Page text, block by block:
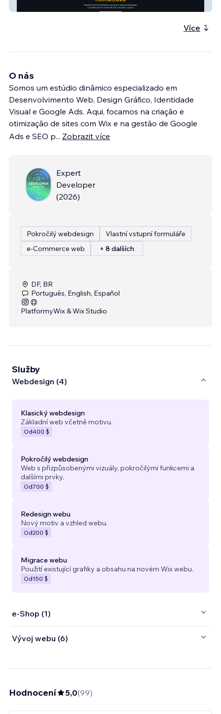
Více
O nás
Somos um estúdio dinâmico especializado em
Desenvolvimento Web, Design Gráfico, Identidade
Visual e Google Ads. Aqui, focamos na criação e
otimização de sites com Wix e na gestão de Google
Ads e SEO p... Zobrazit více
Expert
Developer
(2026)
Pokročilý webdesign
Vlastní vstupní formuláře
e‑Commerce web
+ 8 dalších
DF, BR
Português, English, Español
PlatformyWix & Wix Studio
Služby
Webdesign (4)
Klasický webdesign
Základní web včetně motivu.
Od400 $
Pokročilý webdesign
Web s přizpůsobenými vizuály, pokročilými funkcemi a
dalšími prvky.
Od700 $
Redesign webu
Nový motiv a vzhled webu.
Od200 $
Migrace webu
Použití existující grafiky a obsahu na novém Wix webu.
Od150 $
e‑Shop (1)
Vývoj webu (6)
Hodnocení 5,0(99)